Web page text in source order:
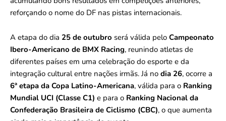
reforçando o nome do DF nas pistas internacionais.
A etapa do dia 25 de outubro será válida pelo Campeonato
Ibero-Americano de BMX Racing, reunindo atletas de
diferentes países em uma celebração do esporte e da
integração cultural entre nações irmãs. Já no dia 26, ocorre a
6ª etapa da Copa Latino-Americana, válida para o Ranking
Mundial UCI (Classe C1) e para o Ranking Nacional da
Confederação Brasileira de Ciclismo (CBC), o que aumenta